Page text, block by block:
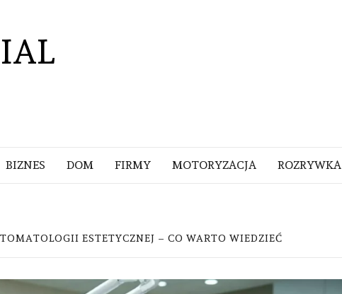
BIZNES DOM FIRMY MOTORYZACJA ROZRYWKA
ESTETYCZNEJ – CO WARTO WIEDZIEĆ